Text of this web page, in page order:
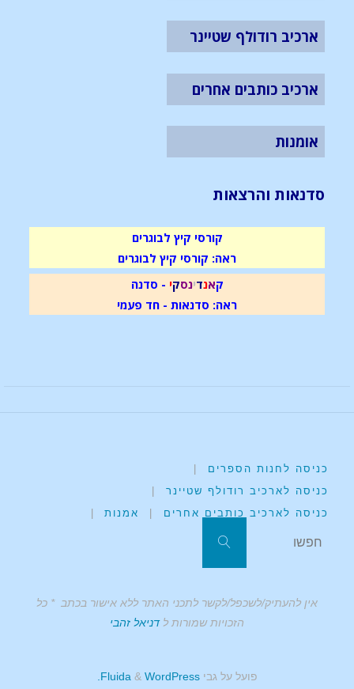
ארכיב רודולף שטיינר
ארכיב כותבים אחרים
אומנות
סדנאות והרצאות
קורסי קיץ לבוגרים
ראה: קורסי קיץ לבוגרים
קאנדינסקי - סדנה
ראה: סדנאות - חד פעמי
כניסה לחנות הספרים
|
כניסה לארכיב רודולף שטיינר
|
כניסה לארכיב כותבים אחרים
| אמנות |
אין להעתיק/לשכפל/לקשר לתכני האתר ללא אישור בכתב * כל
הזכויות שמורות לדניאל זהבי
פועל על גבי Fluida
& WordPress.